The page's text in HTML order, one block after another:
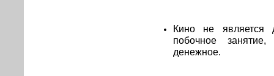
Кино не является
побочное
денежное.